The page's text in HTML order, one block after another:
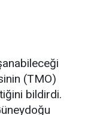
(TMO)
bildirdi.